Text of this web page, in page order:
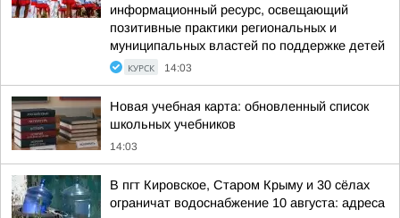
информационный ресурс, освещающий
позитивные практики региональных и
муниципальных властей по поддержке детей
КУРСК 14:03
Новая учебная карта: обновленный список
школьных учебников
14:03
В пгт Кировское, Старом Крыму и 30 сёлах
ограничат водоснабжение 10 августа: адреса